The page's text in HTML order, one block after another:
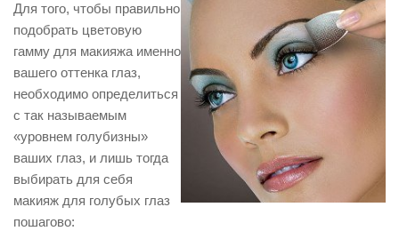
Для того, чтобы правильно
подобрать цветовую
гамму для макияжа именно
вашего оттенка глаз,
необходимо определиться
с так называемым
«уровнем голубизны»
ваших глаз, и лишь тогда
выбирать для себя
макияж для голубых глаз
пошагово: